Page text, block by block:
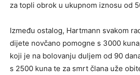
za topli obrok u ukupnom iznosu od
Između ostalog, Hartmann svakom
dijete novčano pomogne s 3000
koji je na bolovanju duljem od 90
s 2500 kuna te za smrt člana uže